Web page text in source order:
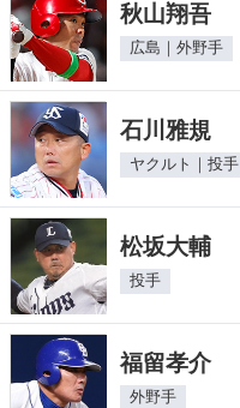
秋山翔吾
広島｜外野手
石川雅規
ヤクルト｜投手
松坂大輔
投手
福留孝介
外野手